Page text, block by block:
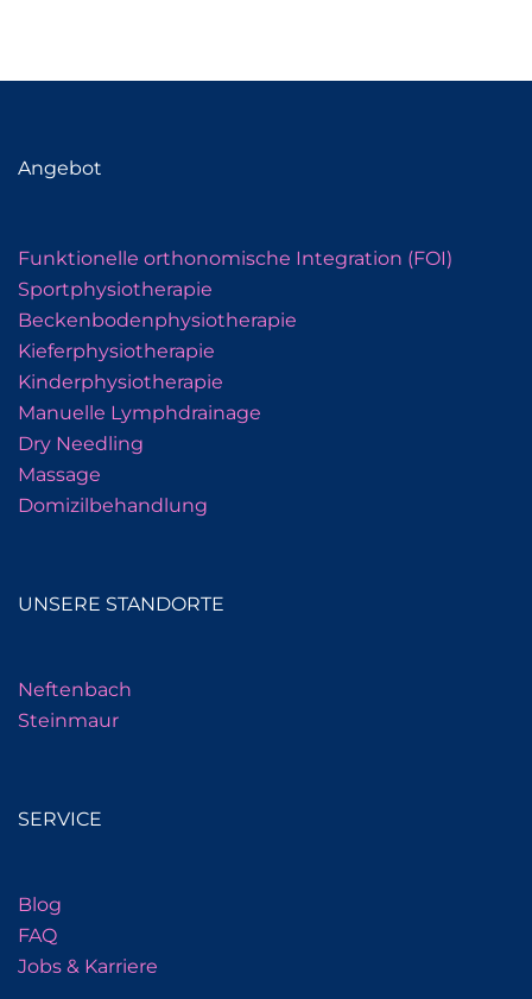
Angebot
Funktionelle orthonomische Integration (FOI)
Sportphysiotherapie
Beckenbodenphysiotherapie
Kieferphysiotherapie
Kinderphysiotherapie
Manuelle Lymphdrainage
Dry Needling
Massage
Domizilbehandlung
UNSERE STANDORTE
Neftenbach
Steinmaur
SERVICE
Blog
FAQ
Jobs & Karriere